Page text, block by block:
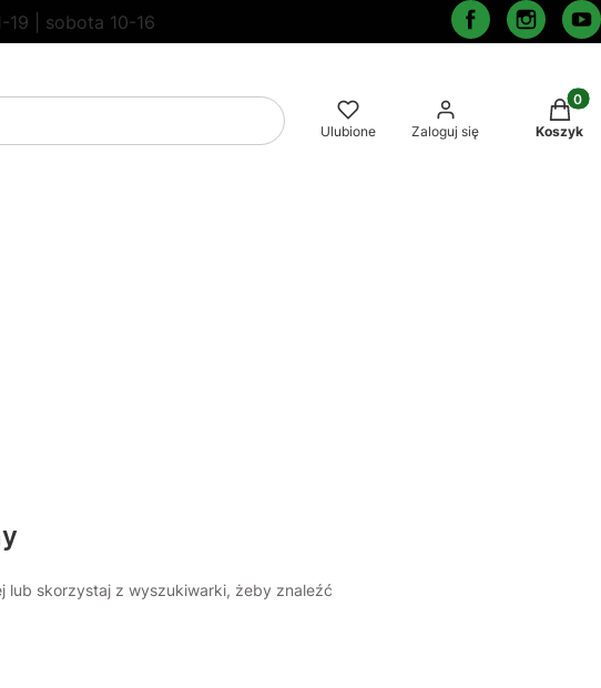
19 | sobota 10-16
Szukaj Ulubione Zaloguj się Koszyk
lub skorzystaj z wyszukiwarki, żeby znaleźć